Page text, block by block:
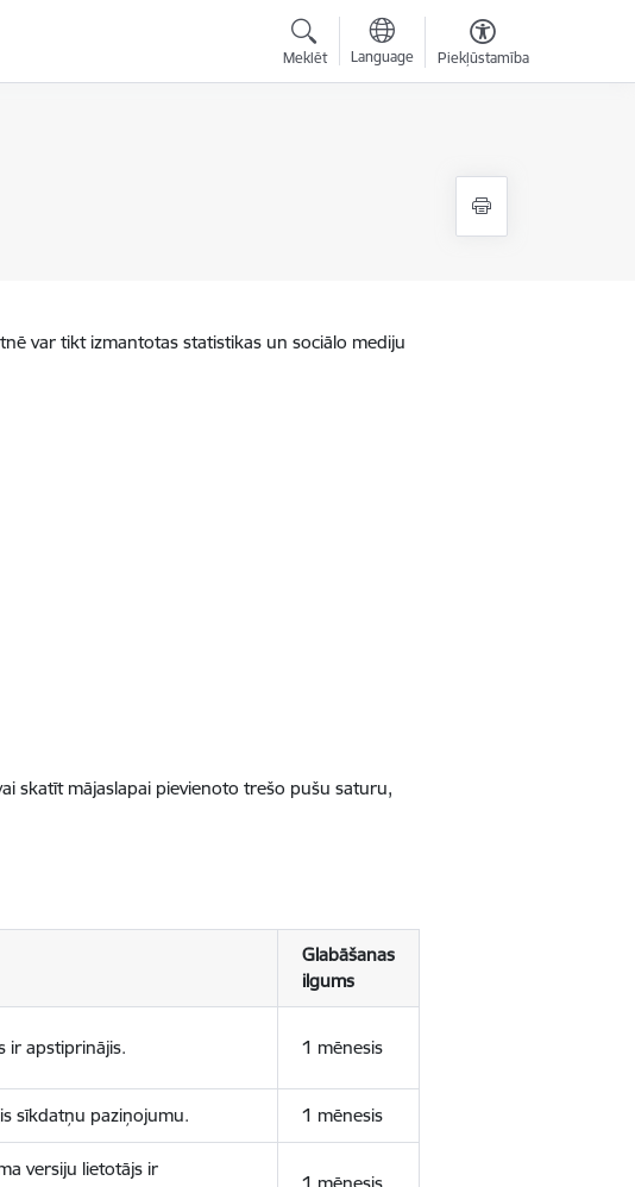
Meklēt Language Piekļūstamība
var tikt izmantotas statistikas un sociālo mediju
skatīt mājaslapai pievienoto trešo pušu saturu,
Glabāšanas
ilgums
ir apstiprinājis. 1 mēnesis
sīkdatņu paziņojumu. 1 mēnesis
versiju lietotājs ir